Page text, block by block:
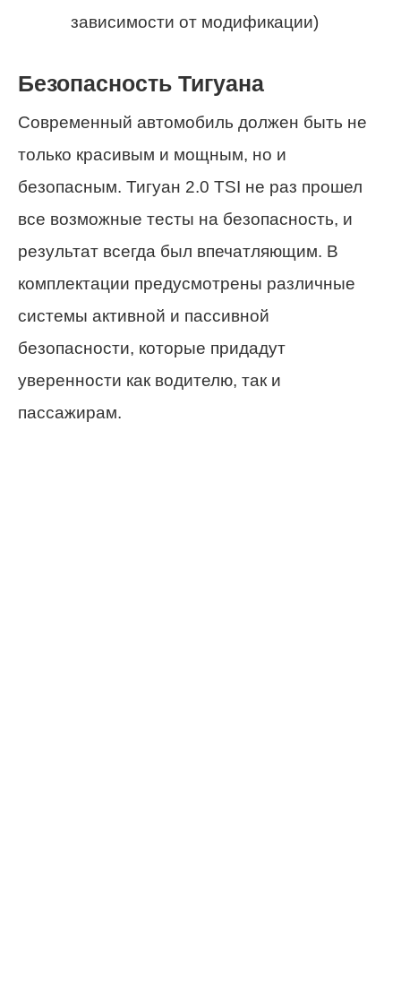
зависимости от модификации)
Безопасность Тигуана
Современный автомобиль должен быть не
только красивым и мощным, но и
безопасным. Тигуан 2.0 TSI не раз прошел
все возможные тесты на безопасность, и
результат всегда был впечатляющим. В
комплектации предусмотрены различные
системы активной и пассивной
безопасности, которые придадут
уверенности как водителю, так и
пассажирам.